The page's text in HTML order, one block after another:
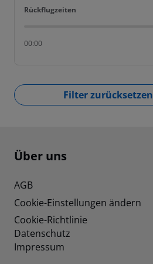
Rückflugzeiten
Rückflugzeiten
00:00
Filter zurücksetzen
Footer navigation
Über uns
AGB
Cookie-Einstellungen ändern
Cookie-Richtlinie
Datenschutz
Impressum